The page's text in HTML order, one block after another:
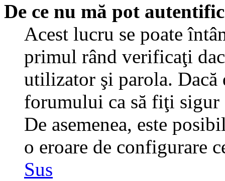
De ce nu mă pot
Acest lucru se poate
primul rând verificaţi
utilizator şi parola. Dacă
forumului ca să fiţi
De asemenea, este
o eroare de configurare
Sus